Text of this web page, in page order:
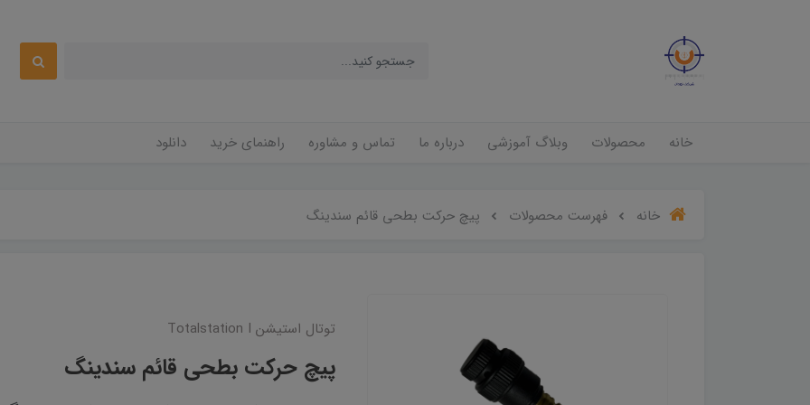
خانه محصولات وبلاگ آموزشی درباره ما تماس و مشاوره راهنمای خرید دانلود
خانه فهرست محصولات پیچ حرکت بطحی قائم سندینگ
توتال استیشن Totalstation I
پیچ حرکت بطحی قائم سندینگ